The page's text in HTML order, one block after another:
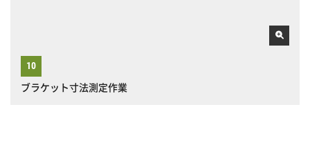
ブラケット寸法測定作業